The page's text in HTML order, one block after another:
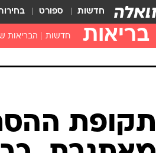
חדשות ספורט
בריאות חדשות הבריאות
בריאות
תקופת